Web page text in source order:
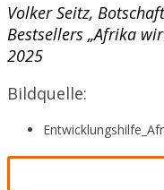
Volker Seitz,
Bestsellers „Afrika
2025
Bildquelle: